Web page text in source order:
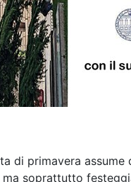
di primavera
soprattutto